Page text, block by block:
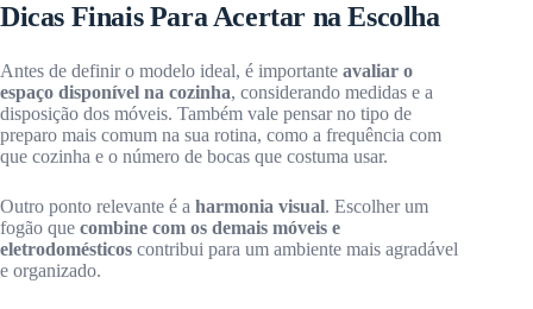
Dicas Finais Para Acertar na Escolha
Antes de definir o modelo ideal, é importante avaliar o
espaço disponível na cozinha, considerando medidas e a
disposição dos móveis. Também vale pensar no tipo de
preparo mais comum na sua rotina, como a frequência com
que cozinha e o número de bocas que costuma usar.
Outro ponto relevante é a harmonia visual. Escolher um
fogão que combine com os demais móveis e
eletrodomésticos contribui para um ambiente mais agradável
e organizado.